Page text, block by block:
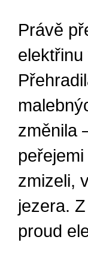
Právě
změnila
zmizeli,
jezera.
proud